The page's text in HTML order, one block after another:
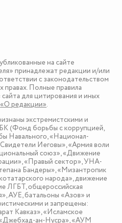
на сайте
принадлежат редакции и/или
с законодательством
Полные правила
для цитирования и иных
«О редакции».
экстремистскими и
(Фонд борьбы с коррупцией,
Навального, «Национал-
Иеговы», «Армия воли
союз», «Движение
«Правый сектор», УНА-
Бандеры», «Мизантропик
народа», движение
ЛГБТ, общероссийская
АУЕ, батальоны «Азов» и
и запрещены:
Кавказ», «Исламское
ан-Нусра», «АУМ